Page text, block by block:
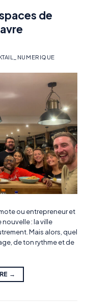
de
ou entrepreneur et
: la ville
Mais alors, quel
de ton rythme et de
→